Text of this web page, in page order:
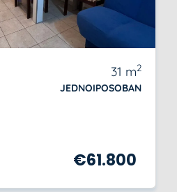
31 m2
JEDNOIPOSOBAN
€61.800